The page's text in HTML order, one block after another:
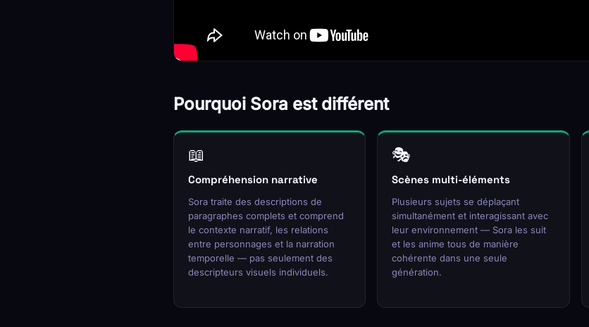
Pourquoi Sora est différent
📖
Compréhension narrative
Sora traite des descriptions de
paragraphes complets et comprend
le contexte narratif, les relations
entre personnages et la narration
temporelle — pas seulement des
descripteurs visuels individuels.
🎭
Scènes multi-éléments
Plusieurs sujets se déplaçant
simultanément et interagissant avec
leur environnement — Sora les suit
et les anime tous de manière
cohérente dans une seule
génération.